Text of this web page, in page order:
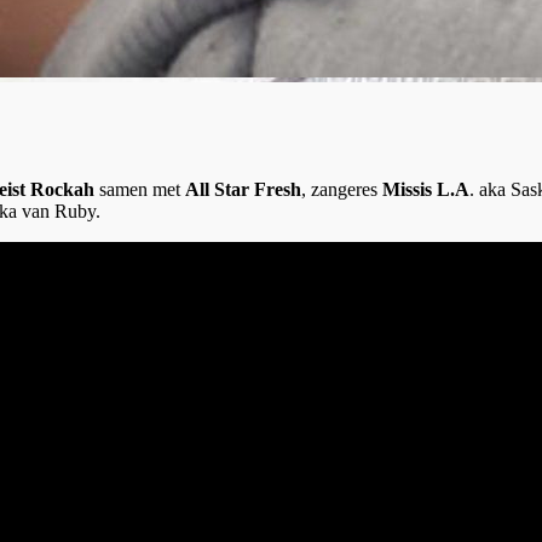
Rockah samen met All Star Fresh, zangeres Missis L.A. aka
van Ruby.